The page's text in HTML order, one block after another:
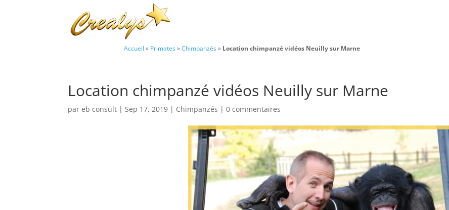
Accueil » Primates»Chimpanzés» Location chimpanzé vidéos Neuilly sur Marne
Location chimpanzé vidéos Neuilly sur Marne
pareb consult |Sep 17, 2019 | Chimpanzés |0 commentaires